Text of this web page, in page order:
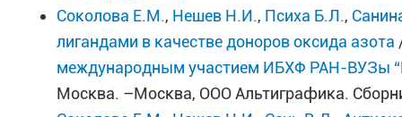
Соколова Е.М., Нешев Н.И., Психа Б.Л.,
лигандами в качестве доноров оксида азота
международным участием ИБХФ РАН-
Москва. –Москва, ООО Альтиграфика.